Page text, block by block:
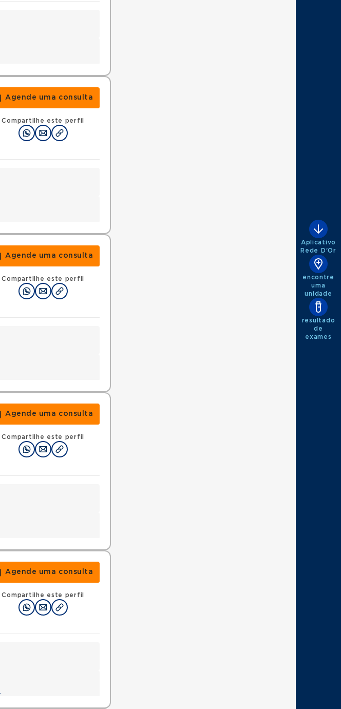
Agende uma consulta
Compartilhe este perfil
•RQE 17701 - Cirurgia vascular
Agende uma consulta
Compartilhe este perfil
Agende uma consulta
Compartilhe este perfil
Agende uma consulta
Compartilhe este perfil
Aplicativo
Rede D'Or
encontre
uma
unidade
resultado
de
exames